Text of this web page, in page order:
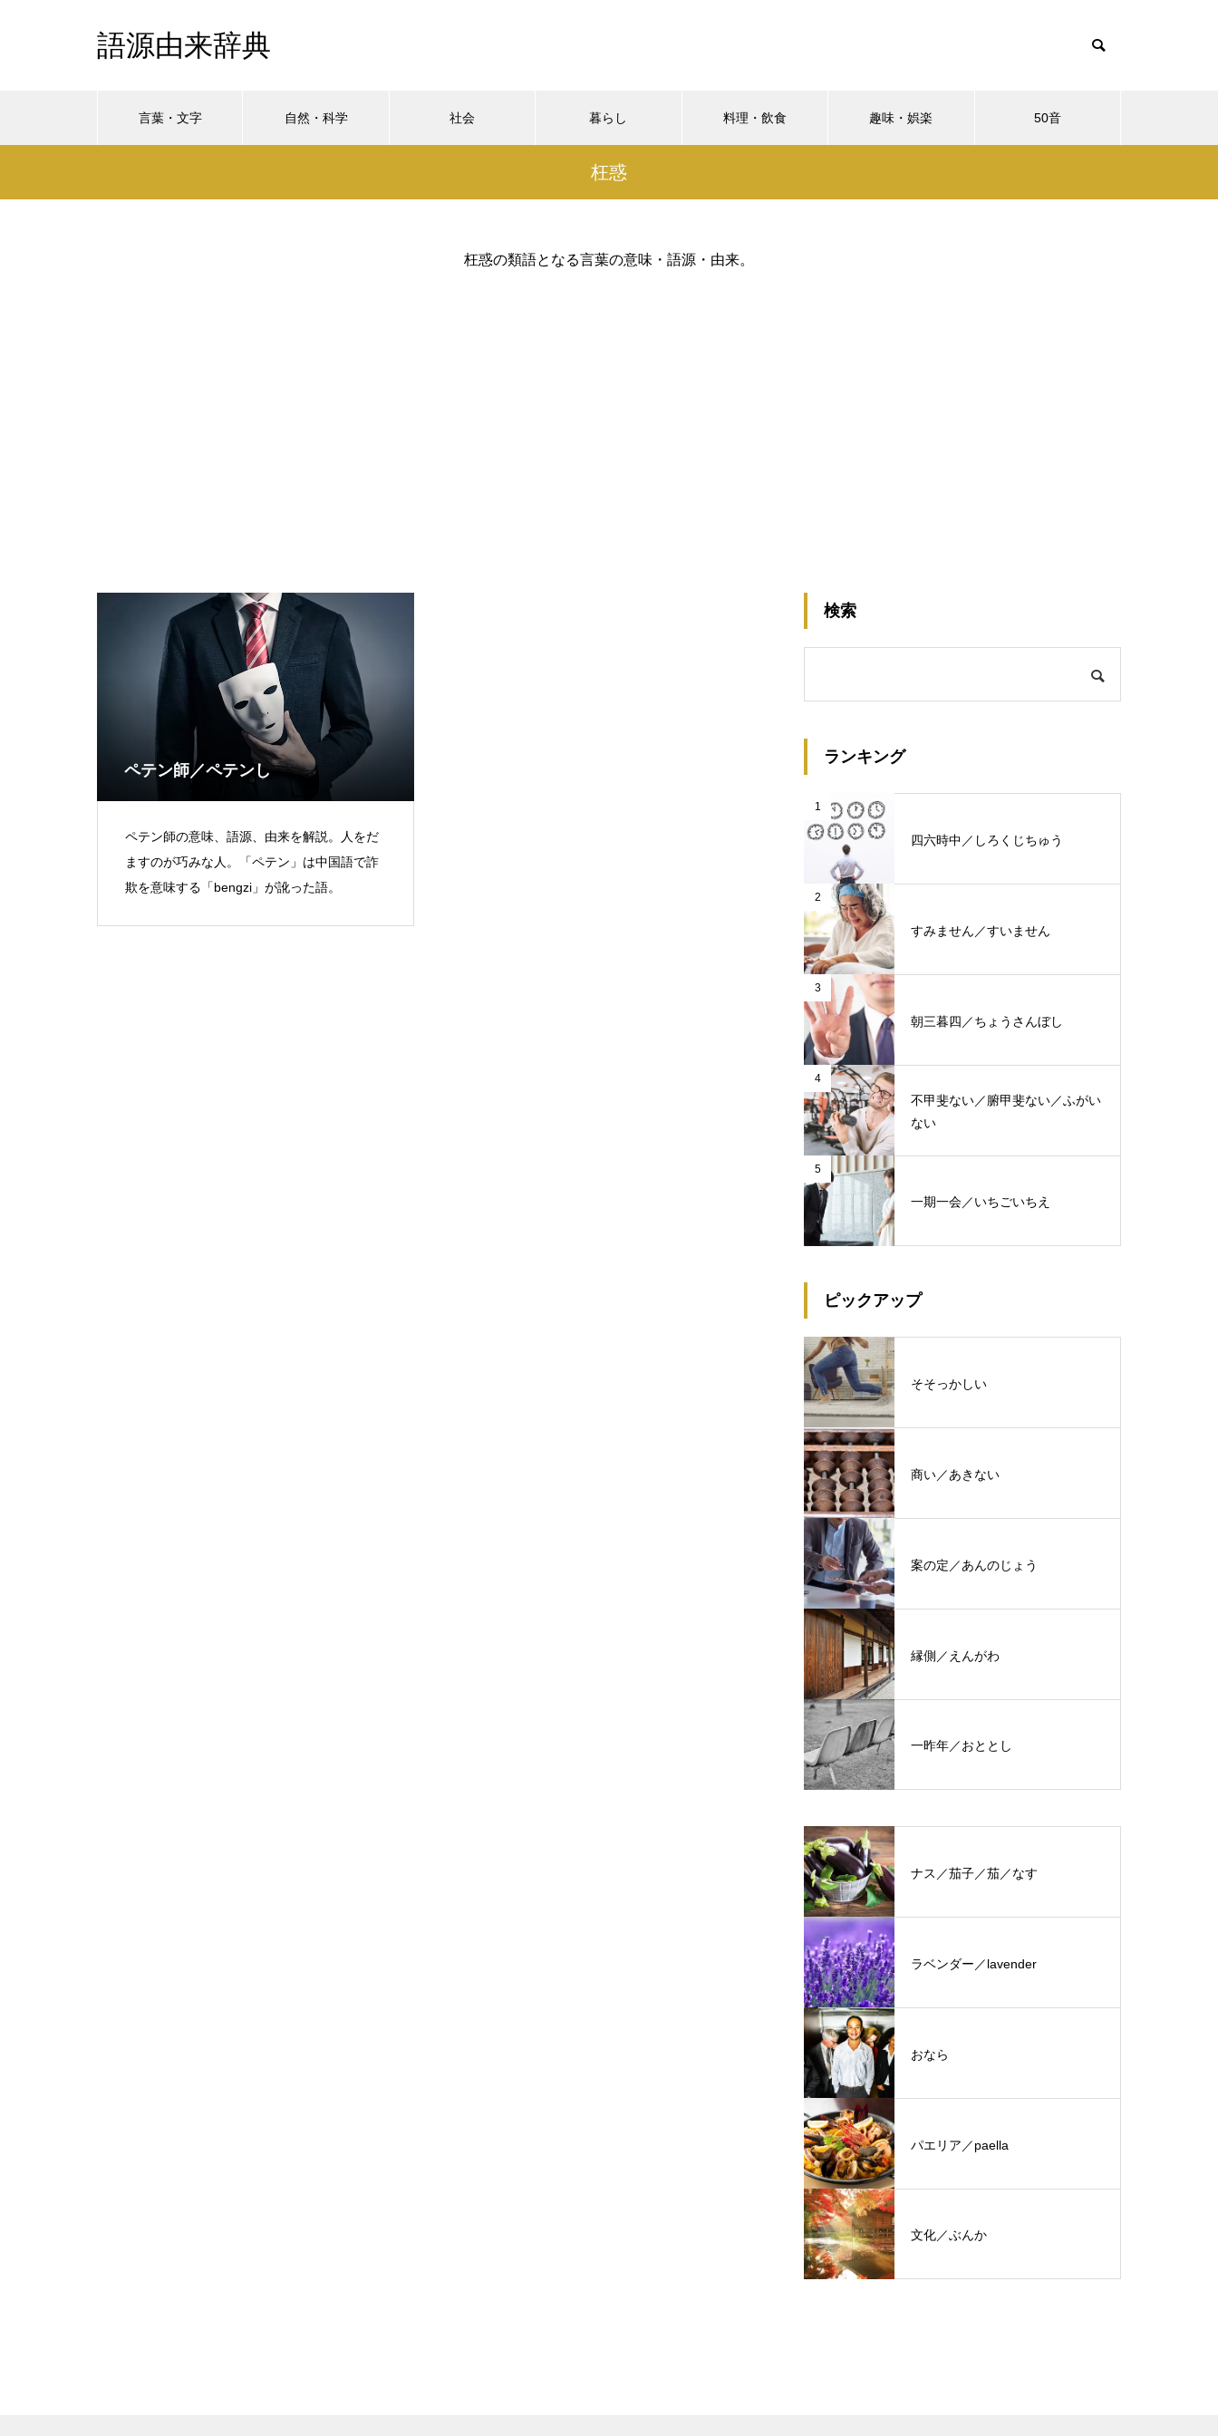
語源由来辞典
言葉・文字 自然・科学 社会 暮らし 料理・飲食 趣味・娯楽 50音
枉惑
枉惑の類語となる言葉の意味・語源・由来。
ペテン師／ペテンし
ペテン師の意味、語源、由来を解説。人をだ
ますのが巧みな人。「ペテン」は中国語で詐
欺を意味する「bengzi」が訛った語。
検索
ランキング
1
四六時中／しろくじちゅう
2
すみません／すいません
3
朝三暮四／ちょうさんぼし
4
不甲斐ない／腑甲斐ない／ふがい
ない
5
一期一会／いちごいちえ
ピックアップ
そそっかしい
商い／あきない
案の定／あんのじょう
縁側／えんがわ
一昨年／おととし
ナス／茄子／茄／なす
ラベンダー／lavender
おなら
パエリア／paella
文化／ぶんか